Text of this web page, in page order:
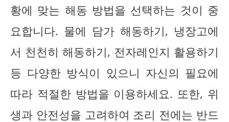
황에 맞는 해동 방법을 선택하는 것이 중
요합니다. 물에 담가 해동하기, 냉장고에
서 천천히 해동하기, 전자레인지 활용하기
등 다양한 방식이 있으니 자신의 필요에
따라 적절한 방법을 이용하세요. 또한, 위
생과 안전성을 고려하여 조리 전에는 반드